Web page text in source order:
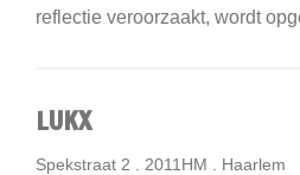
reflectie veroorzaakt, wordt
LUKX
Spekstraat 2 . 2011HM . Haarlem